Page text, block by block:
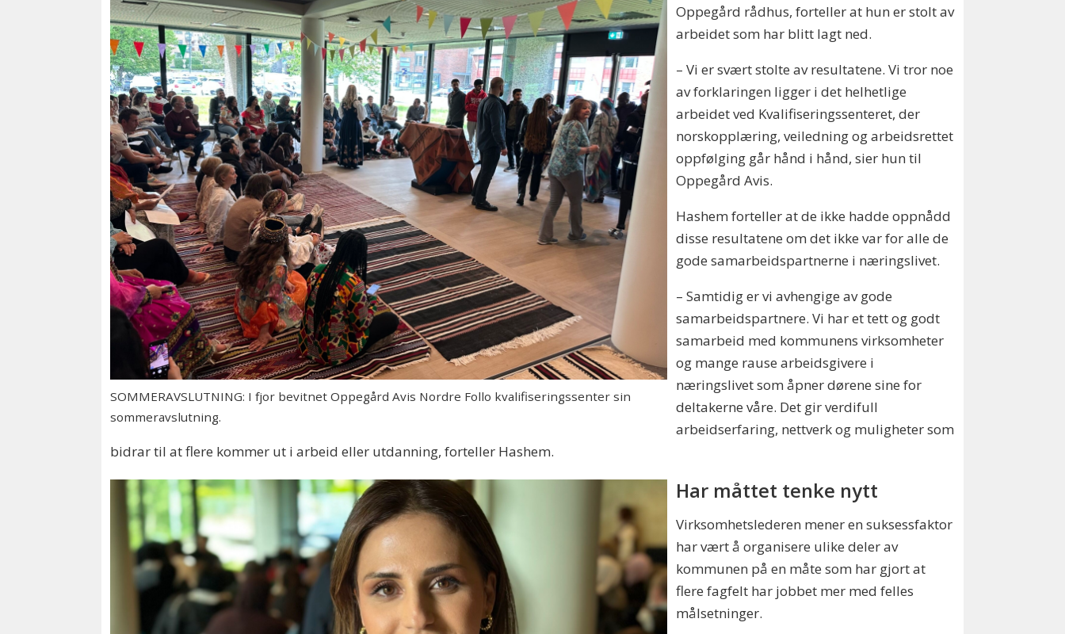
SOMMERAVSLUTNING: I fjor bevitnet Oppegård Avis Nordre Follo kvalifiseringssenter sin
sommeravslutning.
Oppegård rådhus, forteller at hun er stolt av
arbeidet som har blitt lagt ned.
– Vi er svært stolte av resultatene. Vi tror noe
av forklaringen ligger i det helhetlige
arbeidet ved Kvalifiseringssenteret, der
norskopplæring, veiledning og arbeidsrettet
oppfølging går hånd i hånd, sier hun til
Oppegård Avis.
Hashem forteller at de ikke hadde oppnådd
disse resultatene om det ikke var for alle de
gode samarbeidspartnerne i næringslivet.
– Samtidig er vi avhengige av gode
samarbeidspartnere. Vi har et tett og godt
samarbeid med kommunens virksomheter
og mange rause arbeidsgivere i
næringslivet som åpner dørene sine for
deltakerne våre. Det gir verdifull
arbeidserfaring, nettverk og muligheter som
bidrar til at flere kommer ut i arbeid eller utdanning, forteller Hashem.
Har måttet tenke nytt
Virksomhetslederen mener en suksessfaktor
har vært å organisere ulike deler av
kommunen på en måte som har gjort at
flere fagfelt har jobbet mer med felles
målsetninger.